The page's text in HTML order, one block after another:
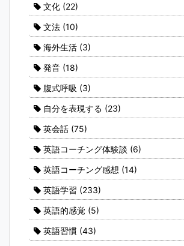
文化 (22)
文法 (10)
海外生活 (3)
発音 (18)
腹式呼吸 (3)
自分を表現する (23)
英会話 (75)
英語コーチング体験談 (6)
英語コーチング感想 (14)
英語学習 (233)
英語的感覚 (5)
英語習慣 (43)